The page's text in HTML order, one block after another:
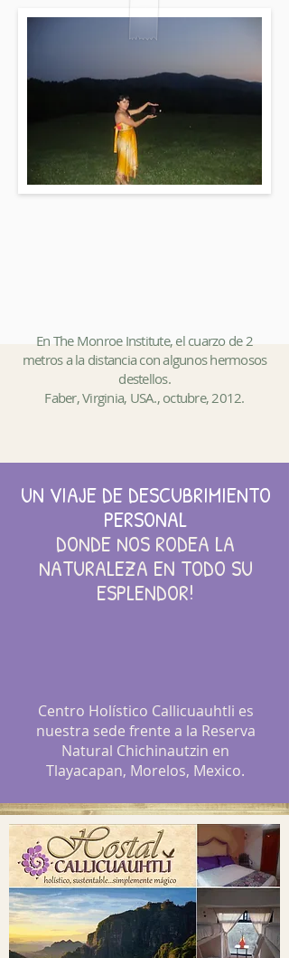
En The Monroe Institute, el cuarzo de 2
metros a la distancia con algunos hermosos
destellos.
Faber, Virginia, USA., octubre, 2012.
UN VIAJE DE DESCUBRIMIENTO
PERSONAL
DONDE NOS RODEA LA
NATURALEZA EN TODO SU
ESPLENDOR!
Centro Holístico Callicuauhtli es
nuestra sede frente a la Reserva
Natural Chichinautzin en
Tlayacapan, Morelos, Mexico.